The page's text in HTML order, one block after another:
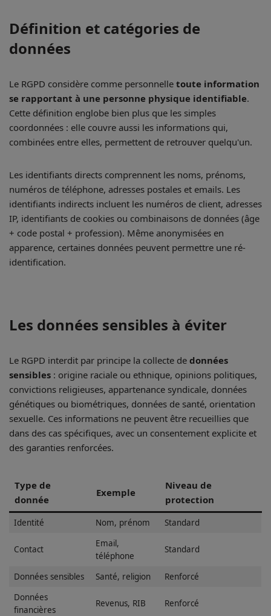
Définition et catégories de
données
Le RGPD considère comme personnelle toute information
se rapportant à une personne physique identifiable.
Cette définition englobe bien plus que les simples
coordonnées : elle couvre aussi les informations qui,
combinées entre elles, permettent de retrouver quelqu'un.
Les identifiants directs comprennent les noms, prénoms,
numéros de téléphone, adresses postales et emails. Les
identifiants indirects incluent les numéros de client, adresses
IP, identifiants de cookies ou combinaisons de données (âge
+ code postal + profession). Même anonymisées en
apparence, certaines données peuvent permettre une ré-
identification.
Les données sensibles à éviter
Le RGPD interdit par principe la collecte de données
sensibles : origine raciale ou ethnique, opinions politiques,
convictions religieuses, appartenance syndicale, données
génétiques ou biométriques, données de santé, orientation
sexuelle. Ces informations ne peuvent être recueillies que
dans des cas spécifiques, avec un consentement explicite et
des garanties renforcées.
Type de
donnée
Exemple
Niveau de
protection
Identité Nom, prénom Standard
Contact
Email,
téléphone
Standard
Données sensibles Santé, religion
Renforcé
Données
financières
Revenus, RIB Renforcé